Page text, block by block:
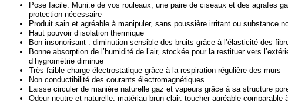
Pose facile. Muni.e de vos rouleaux, une paire de ciseaux et des agrafes
protection nécessaire
Produit sain et agréable à manipuler, sans poussière irritant ou substance
Haut pouvoir d’isolation thermique
Bon insonorisant : diminution sensible des bruits grâce à l’élasticité des
Bonne absorption de l’humidité de l’air, stockée pour la restituer vers
d’hygrométrie diminue
Très faible charge électrostatique grâce à la respiration régulière des murs
Non conductibilité des courants électromagnétiques
Laisse circuler de manière naturelle gaz et vapeurs grâce à sa structure
Odeur neutre et naturelle, matériau brun clair, toucher agréable comparable